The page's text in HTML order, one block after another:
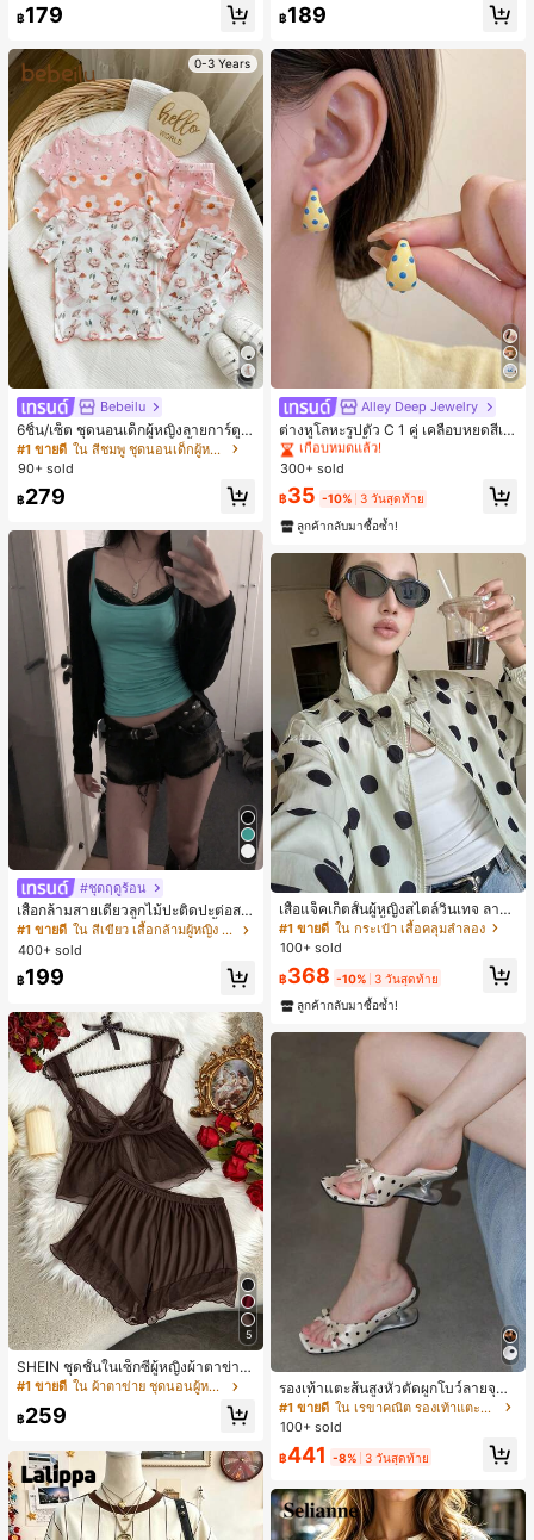
฿179
0-3 Years
Bebeilu
6ชิ้น/เซ็ต ชุดนอนเด็กผู้หญิงลายการ์ตูน
หมีและดอกไม้ คอกลม แขนสั้น กางเกง
ขาสั้น ขอบระบาย สวมใส่สบาย
#1 ขายดี
ใน สีชมพู ชุดนอนเด็กผู้หญิง
90+ sold
฿279
#ชุดฤดูร้อน
เสื้อกล้ามสายเดี่ยวลูกไม้ปะติดปะต่อสไ
ตล์เกาหลี, สุนทรียศาสตร์ Y2K, เสื้อผ้าส
ตรีทแวร์ลำลองฤดูร้อน
#1 ขายดี
ใน สีเขียว เสื้อกล้ามผู้หญิง & Camis
400+ sold
฿199
5
SHEIN ชุดชั้นในเซ็กซี่ผู้หญิงผ้าตาข่าย
มีโครงคัพบาง
#1 ขายดี ใน ผ้าตาข่าย ชุดนอนผู้หญิง
฿259
฿189
Alley Deep Jewelry
ต่างหูโลหะรูปตัว C 1 คู่ เคลือบหยดสีเห
ลือง ลายจุดสีน้ำเงิน สไตล์ยุโรปและอเม
ริกัน แฟชั่นส่วนตัว หวานและสง่างาม
สำหรับผู้หญิงและเด็กหญิง สำหรับการเ
ดินทาง งานแต่งงาน ปาร์ตี้ วันเกิด ของ
#1 ขายดี ใน โบโฮ ต่างหูผู้หญิง
เกือบหมดแล้ว!
#1 ขายดี ใน โบโฮ ต่างหูผู้หญิง
เกือบหมดแล้ว!
#1 ขายดี ใน โบโฮ ต่างหูผู้หญิง
เกือบหมดแล้ว!
#1 ขายดี ใน โบโฮ ต่างหูผู้หญิง
เกือบหมดแล้ว!
300+ sold
฿35 -10% 3 วันสุดท้าย
ลูกค้ากลับมาซื้อซ้ำ!
เสื้อแจ็คเก็ตสั้นผู้หญิงสไตล์วินเทจ ลายจุ
ดขนาดใหญ่ คอตั้ง เอวเข้ารูป แขนพอง
ทรงหลวม แฟชั่นอเนกประสงค์ สำหรับใ
#1 ขายดี ใน กระเป๋า เสื้อคลุมลำลอง
100+ sold
฿368 -10% 3 วันสุดท้าย
ลูกค้ากลับมาซื้อซ้ำ!
รองเท้าแตะส้นสูงหัวตัดผูกโบว์ลายจุดส
ายเดี่ยวส้นไม่สมมาตรสำหรับผู้หญิง, รอ
งเท้าแตะส้นสูงหนังเทียมสีขาวหรูหรา
#1 ขายดี
ใน เรขาคณิต รองเท้าแตะส้นสูงผู้หญิง
100+ sold
฿441 -8% 3 วันสุดท้าย